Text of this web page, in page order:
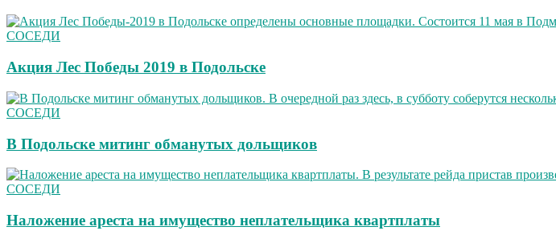
СОСЕДИ
Акция Лес Победы 2019 в Подольске
СОСЕДИ
В Подольске митинг обманутых дольщиков
СОСЕДИ
Наложение ареста на имущество неплательщика квартплаты